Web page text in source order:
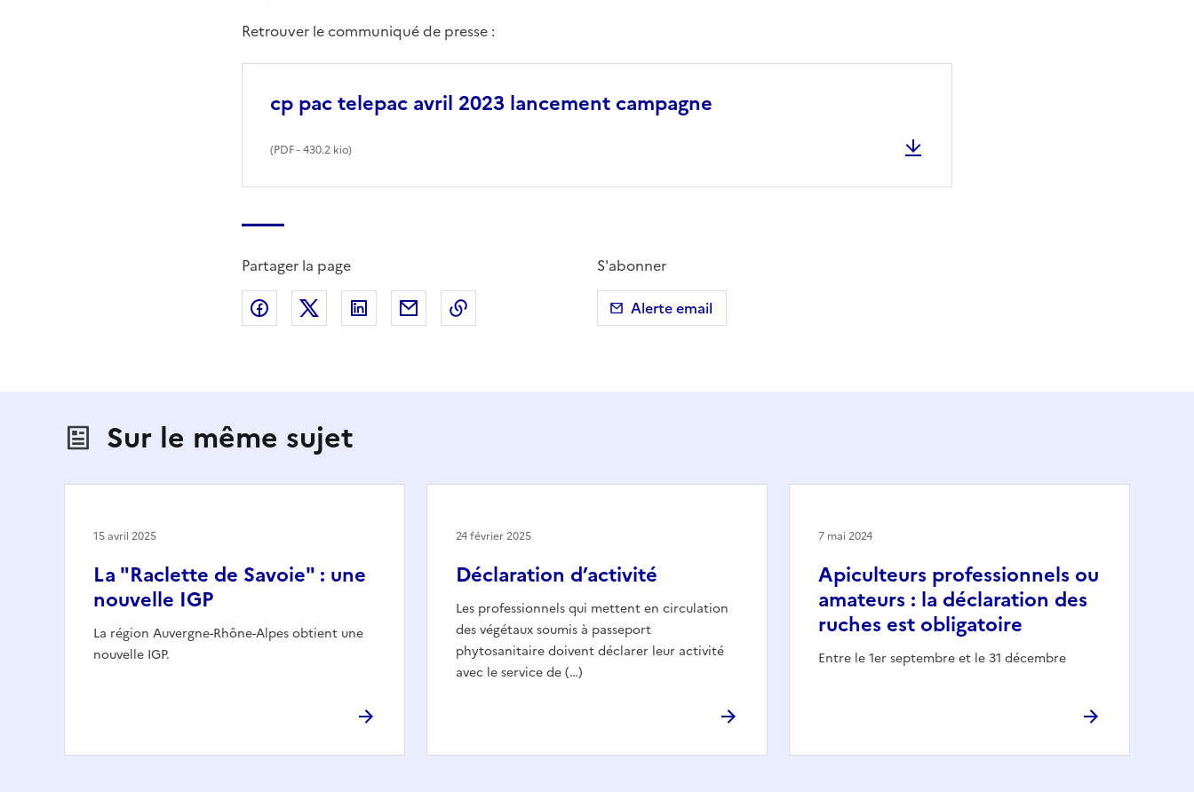
Retrouver le communiqué de presse :
cp pac telepac avril 2023 lancement campagne
(PDF- 430.2 kio)
Partager la page
Partager sur Facebook
Partager sur X (anciennement Twitter)
Partager sur LinkedIn
Partager par emailCopier dans le presse-papier
S'abonner
Alerte email
Sur le même sujet
La "Raclette de Savoie" : une
nouvelle IGP
La région Auvergne-Rhône-Alpes obtient une
nouvelle IGP.
15 avril 2025
Déclaration d’activité
Les professionnels qui mettent en circulation
des végétaux soumis à passeport
phytosanitaire doivent déclarer leur activité
avec le service de (…)
24 février 2025
Apiculteurs professionnels ou
amateurs : la déclaration des
ruches est obligatoire
Entre le 1er septembre et le 31 décembre
7 mai 2024